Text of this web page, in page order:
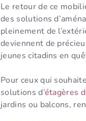
Le retour de ce
des solutions
pleinement de
deviennent de
jeunes citadins en
Pour ceux qui
solutions d’étagères
jardins ou balcons,